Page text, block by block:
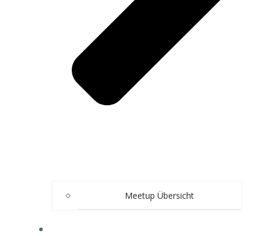
Meetup Übersicht